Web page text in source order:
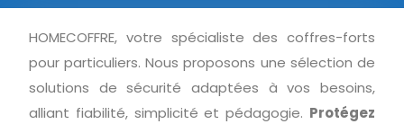
HOMECOFFRE, votre spécialiste des coffres-forts
pour particuliers. Nous proposons une sélection de
solutions de sécurité adaptées à vos besoins,
alliant fiabilité, simplicité et pédagogie. Protégez